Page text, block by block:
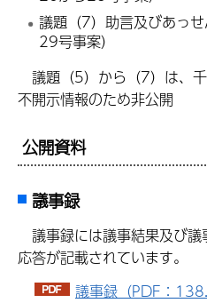
議題（7）助言及びあっ
29号事案）
議題（5）から（7）は、
不開示情報のため非公開
公開資料
議事録
議事録には議事結果及び
応答が記載されています。
議事録（PDF：